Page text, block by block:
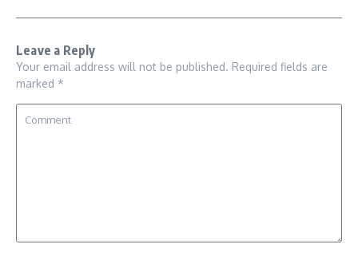
Leave a Reply
Your email address will not be published. Required fields are
marked *